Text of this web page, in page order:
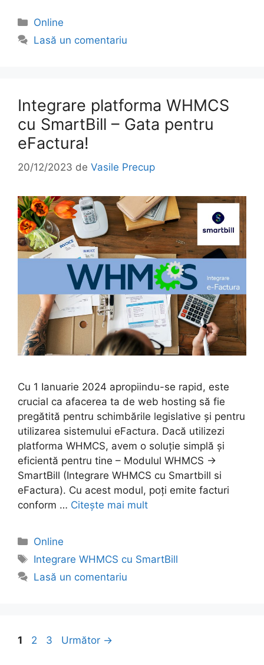
Categorii
Online
Lasă un comentariu
Integrare platforma WHMCS
cu SmartBill – Gata pentru
eFactura!
20/12/2023 de Vasile Precup
Cu 1 Ianuarie 2024 apropiindu-se rapid, este
crucial ca afacerea ta de web hosting să fie
pregătită pentru schimbările legislative și pentru
utilizarea sistemului eFactura. Dacă utilizezi
platforma WHMCS, avem o soluție simplă și
eficientă pentru tine – Modulul WHMCS ->
SmartBill (Integrare WHMCS cu Smartbill si
eFactura). Cu acest modul, poți emite facturi
conform … Citește mai mult
Categorii
Online
Etichete
Integrare WHMCS cu SmartBill
Lasă un comentariu
Pagina
1 Pagina
2 Pagina
3 Următor →